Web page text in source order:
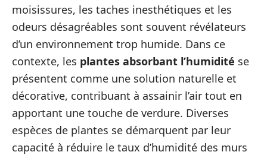
moisissures, les taches inesthétiques et les
odeurs désagréables sont souvent révélateurs
d’un environnement trop humide. Dans ce
contexte, les plantes absorbant l’humidité se
présentent comme une solution naturelle et
décorative, contribuant à assainir l’air tout en
apportant une touche de verdure. Diverses
espèces de plantes se démarquent par leur
capacité à réduire le taux d’humidité des murs